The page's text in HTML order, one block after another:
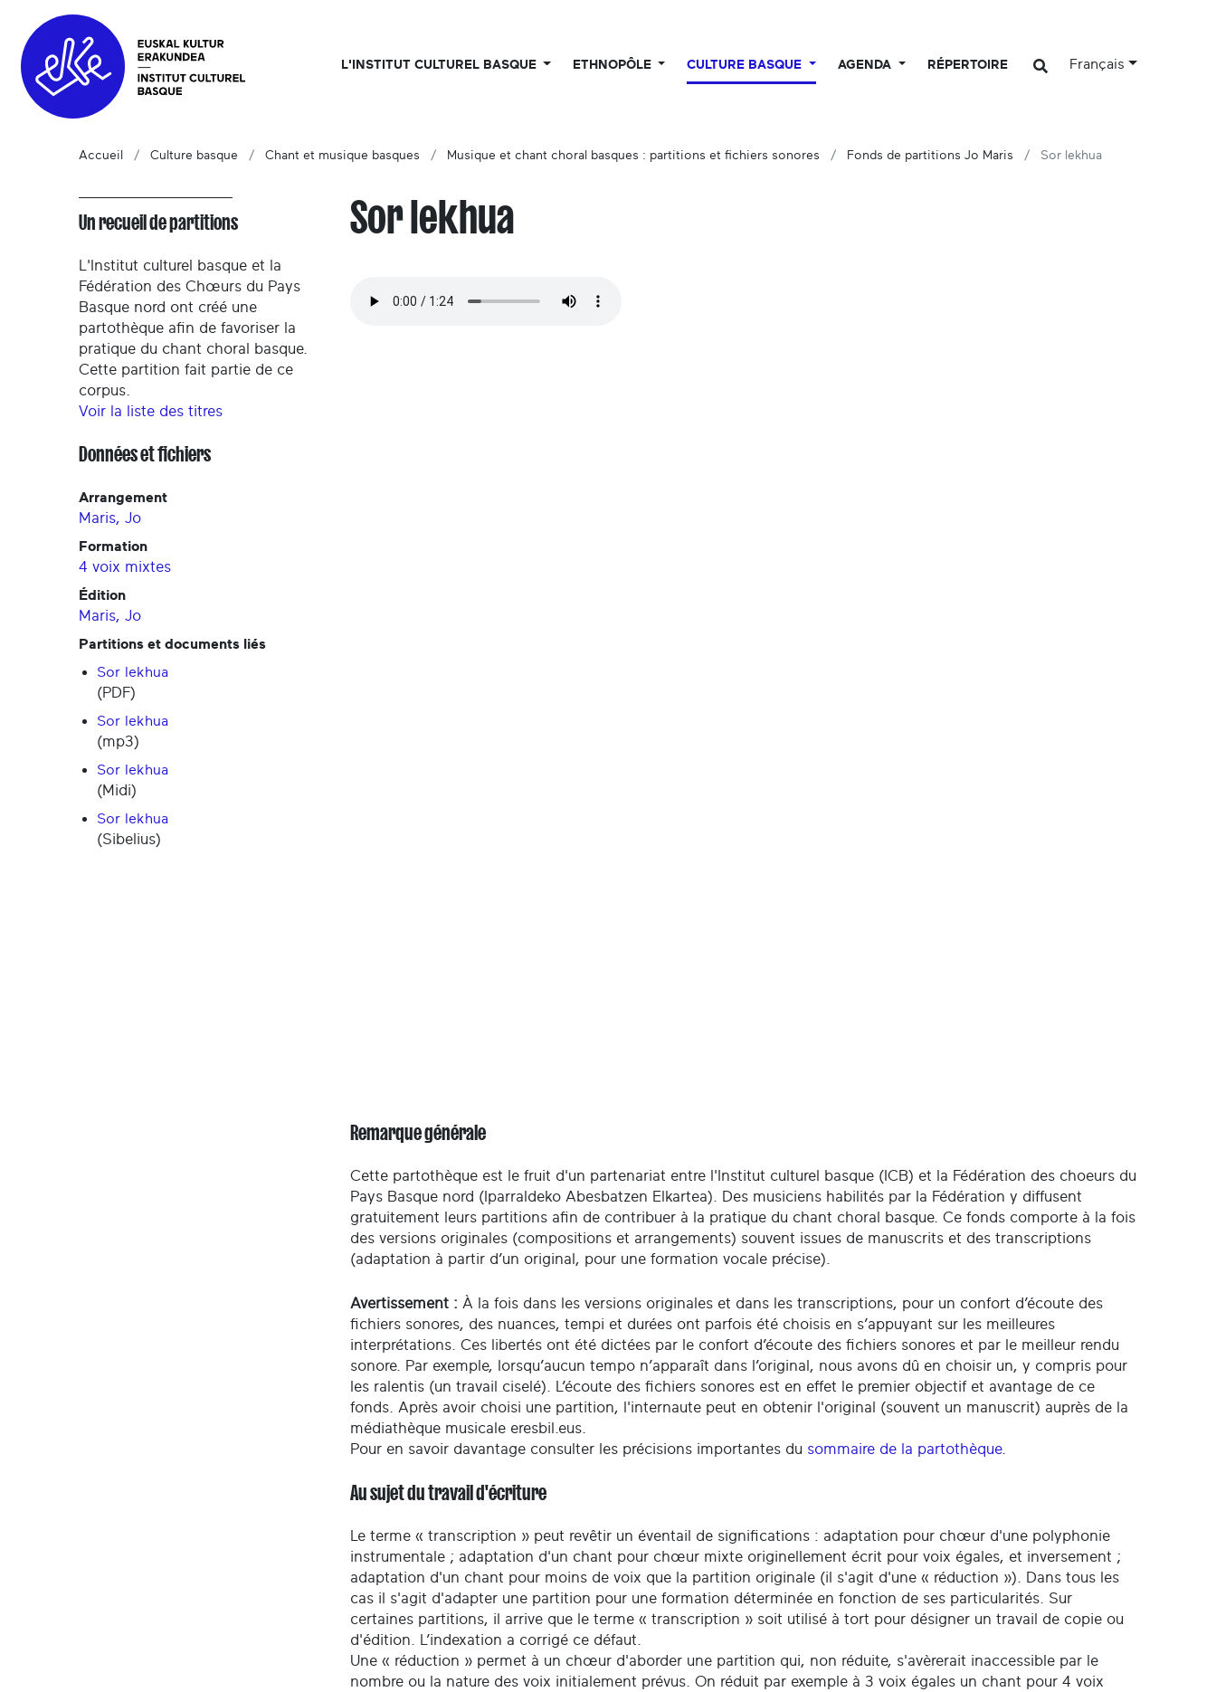
L'INSTITUT CULTUREL BASQUE ETHNOPÔLE CULTURE BASQUE AGENDA RÉPERTOIRE Français
Accueil Culture basque Chant et musique basques Musique et chant choral basques : partitions et fichiers sonores Fonds de partitions Jo Maris Sor lekhua
Un recueil de partitions
L'Institut culturel basque et la
Fédération des Chœurs du Pays
Basque nord ont créé une
partothèque afin de favoriser la
pratique du chant choral basque.
Cette partition fait partie de ce
corpus.
Voir la liste des titres
Données et fichiers
Arrangement
Maris, Jo
Formation
4 voix mixtes
Édition
Maris, Jo
Partitions et documents liés
Sor lekhua
(PDF)
Sor lekhua
(mp3)
Sor lekhua
(Midi)
Sor lekhua
(Sibelius)
Sor lekhua
Remarque générale
Cette partothèque est le fruit d'un partenariat entre l'Institut culturel basque (ICB) et la Fédération des choeurs du
Pays Basque nord (Iparraldeko Abesbatzen Elkartea). Des musiciens habilités par la Fédération y diffusent
gratuitement leurs partitions afin de contribuer à la pratique du chant choral basque. Ce fonds comporte à la fois
des versions originales (compositions et arrangements) souvent issues de manuscrits et des transcriptions
(adaptation à partir d’un original, pour une formation vocale précise).
Avertissement : À la fois dans les versions originales et dans les transcriptions, pour un confort d’écoute des
fichiers sonores, des nuances, tempi et durées ont parfois été choisis en s’appuyant sur les meilleures
interprétations. Ces libertés ont été dictées par le confort d’écoute des fichiers sonores et par le meilleur rendu
sonore. Par exemple, lorsqu’aucun tempo n’apparaît dans l’original, nous avons dû en choisir un, y compris pour
les ralentis (un travail ciselé). L’écoute des fichiers sonores est en effet le premier objectif et avantage de ce
fonds. Après avoir choisi une partition, l'internaute peut en obtenir l'original (souvent un manuscrit) auprès de la
médiathèque musicale eresbil.eus.
Pour en savoir davantage consulter les précisions importantes du sommaire de la partothèque.
Au sujet du travail d'écriture
Le terme « transcription » peut revêtir un éventail de significations : adaptation pour chœur d'une polyphonie
instrumentale ; adaptation d'un chant pour chœur mixte originellement écrit pour voix égales, et inversement ;
adaptation d'un chant pour moins de voix que la partition originale (il s'agit d'une « réduction »). Dans tous les
cas il s'agit d'adapter une partition pour une formation déterminée en fonction de ses particularités. Sur
certaines partitions, il arrive que le terme « transcription » soit utilisé à tort pour désigner un travail de copie ou
d'édition. L’indexation a corrigé ce défaut.
Une « réduction » permet à un chœur d'aborder une partition qui, non réduite, s'avèrerait inaccessible par le
nombre ou la nature des voix initialement prévus. On réduit par exemple à 3 voix égales un chant pour 4 voix